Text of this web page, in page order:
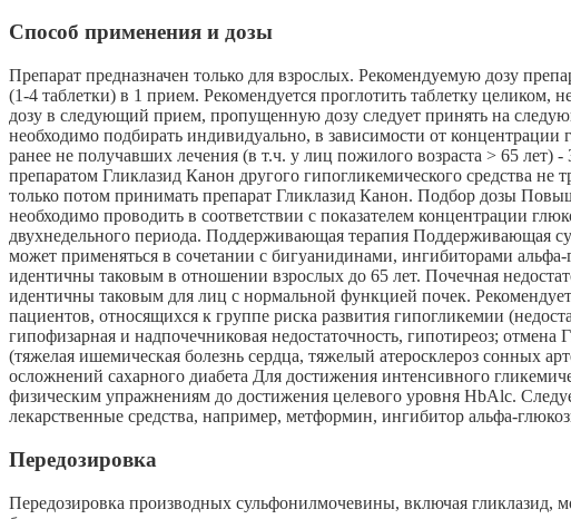
Способ применения и дозы
Препарат предназначен только для взрослых. Рекомендуемую дозу
(1-4 таблетки) в 1 прием. Рекомендуется проглотить таблетку
дозу в следующий прием, пропущенную дозу следует принять на
необходимо подбирать индивидуально, в зависимости от
ранее не получавших лечения (в т.ч. у лиц пожилого возраста > 65 лет)
препаратом Гликлазид Канон другого гипогликемического средства не
только потом принимать препарат Гликлазид Канон. Подбор дозы
необходимо проводить в соответствии с показателем концентрации
двухнедельного периода. Поддерживающая терапия Поддерживающая
может применяться в сочетании с бигуанидинами, ингибиторами
идентичны таковым в отношении взрослых до 65 лет. Почечная
идентичны таковым для лиц с нормальной функцией почек.
пациентов, относящихся к группе риска развития гипогликемии
гипофизарная и надпочечниковая недостаточность, гипотиреоз;
(тяжелая ишемическая болезнь сердца, тяжелый атеросклероз сонных
осложнений сахарного диабета Для достижения интенсивного
физическим упражнениям до достижения целевого уровня HbAlc.
лекарственные средства, например, метформин, ингибитор альфа-
Передозировка
Передозировка производных сульфонилмочевины, включая